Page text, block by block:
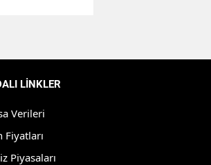
LİNKLER
Verileri
Fiyatları
Piyasaları